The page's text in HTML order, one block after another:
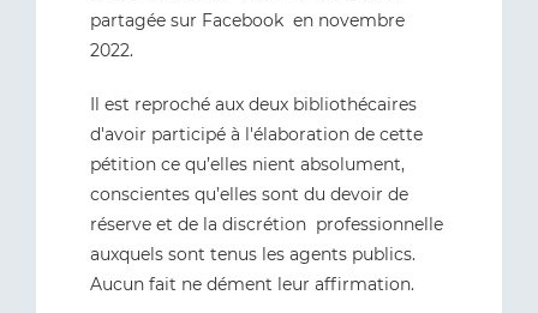
partagée sur Facebook en novembre
2022.
Il est reproché aux deux bibliothécaires
d'avoir participé à l'élaboration de cette
pétition ce qu’elles nient absolument,
conscientes qu’elles sont du devoir de
réserve et de la discrétion professionnelle
auxquels sont tenus les agents publics.
Aucun fait ne dément leur affirmation.